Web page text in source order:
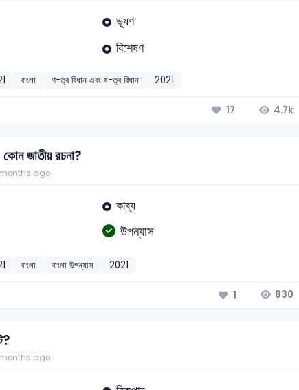
ভূষণ
বিশেষণ
বাংলা ণ-ত্ব বিধান এবং ষ-ত্ব বিধান 2021
17 4.7k
জাতীয় রচনা?
ago
কাব্য
উপন্যাস
বাংলা বাংলা উপন্যাস 2021
1 830
ago